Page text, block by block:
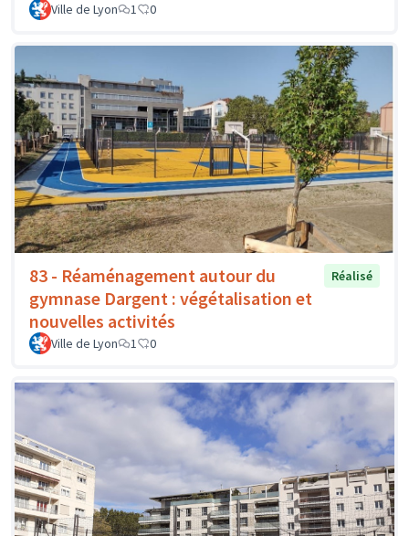
Ville de Lyon 1 0
83 - Réaménagement autour du
gymnase Dargent : végétalisation et
nouvelles activités
Réalisé
Ville de Lyon 1 0